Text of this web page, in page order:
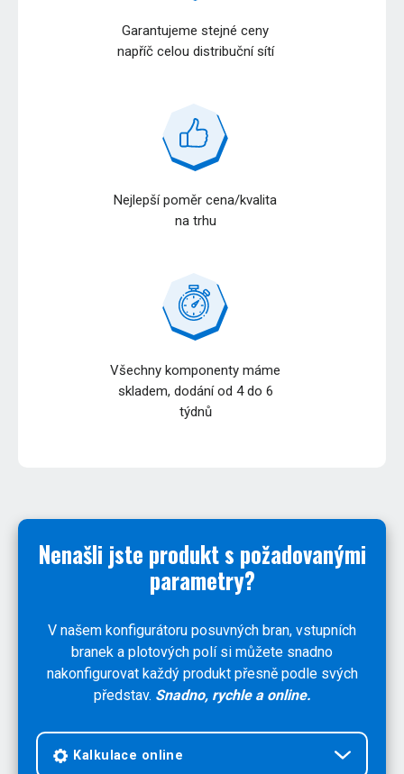
Garantujeme stejné ceny
napříč celou distribuční sítí
Nejlepší poměr cena/kvalita
na trhu
Všechny komponenty máme
skladem, dodání od 4 do 6
týdnů
Nenašli jste produkt s požadovanými
parametry?
V našem konfigurátoru posuvných bran, vstupních
branek a plotových polí si můžete snadno
nakonfigurovat každý produkt přesně podle svých
představ. Snadno, rychle a online.
Kalkulace online